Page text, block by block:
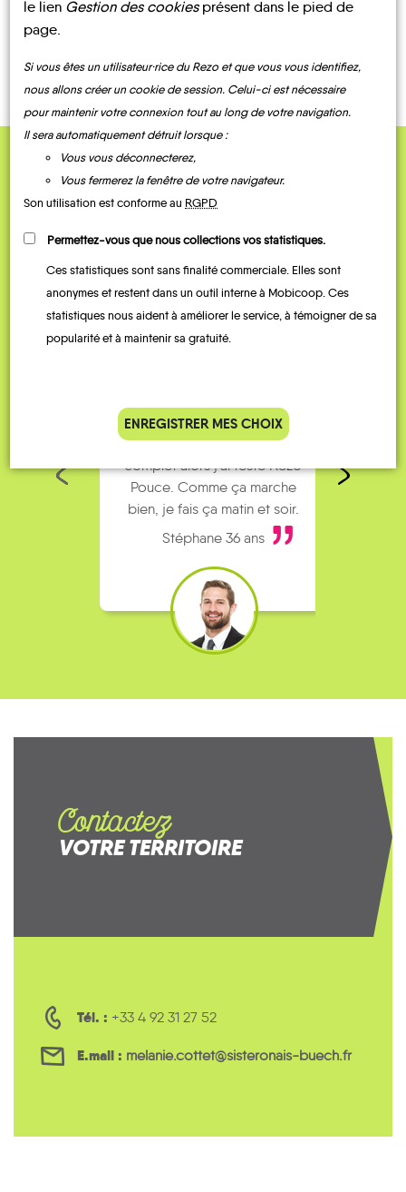
QUELQUES
Témoignages
Je vais bosser en train, mais le
parking de la gare est toujours
complet alors j’ai testé Rezo
Pouce. Comme ça marche
bien, je fais ça matin et soir.
Stéphane 36 ans
Contactez
VOTRE TERRITOIRE
Tél. : +33 4 92 31 27 52
E.mail : melanie.cottet@sisteronais-buech.fr
le lien Gestion des cookiesprésent dans le pied de
page.
Si vous êtes un utilisateur·rice du Rezo et que vous vous identifiez,
nous allons créer un cookie de session. Celui-ci est nécessaire
pour maintenir votre connexion tout au long de votre navigation.
Il sera automatiquement détruit lorsque :
Vous vous déconnecterez,
Vous fermerez la fenêtre de votre navigateur.
Son utilisation est conforme au RGPD
Permettez-vous que nous collections vos statistiques.
Ces statistiques sont sans finalité commerciale. Elles sont
anonymes et restent dans un outil interne à Mobicoop. Ces
statistiques nous aident à améliorer le service, à témoigner de sa
popularité et à maintenir sa gratuité.
ENREGISTRER MES CHOIX